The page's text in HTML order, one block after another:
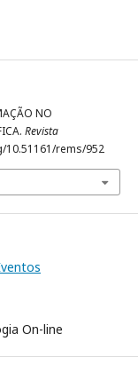
NO
Revista
10.51161/rems/952
On-line